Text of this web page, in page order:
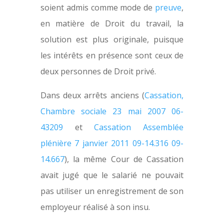
soient admis comme mode de preuve,
en matière de Droit du travail, la
solution est plus originale, puisque
les intérêts en présence sont ceux de
deux personnes de Droit privé.
Dans deux arrêts anciens (Cassation,
Chambre sociale 23 mai 2007 06-
43209 etCassation Assemblée
plénière 7 janvier 2011 09-14.316 09-
14.667), la même Cour de Cassation
avait jugé que le salarié ne pouvait
pas utiliser un enregistrement de son
employeur réalisé à son insu.